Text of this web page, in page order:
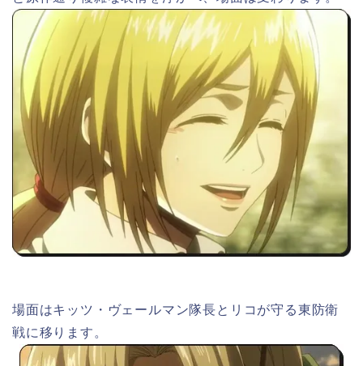
場面はキッツ・ヴェールマン隊長とリコが守る東防衛
戦に移ります。